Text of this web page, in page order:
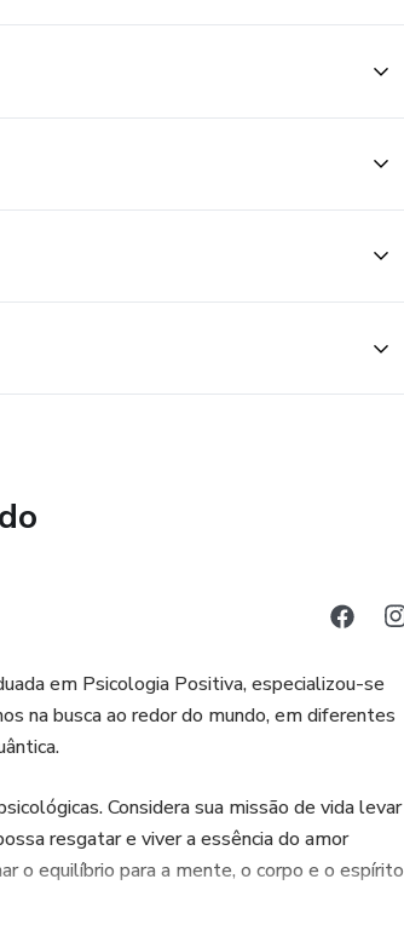
em Psicologia Positiva, especializou-se
na busca ao redor do mundo, em diferentes
Considera sua missão de vida levar
resgatar e viver a essência do amor
o equilíbrio para a mente, o corpo e o espírito